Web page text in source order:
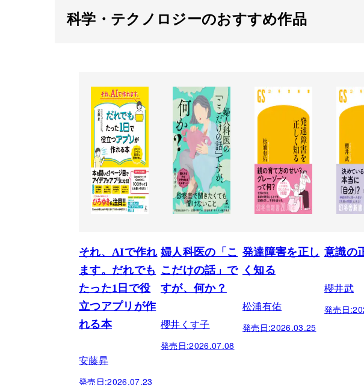
科学・テクノロジーのおすすめ作品
それ、AIで作れ
ます。だれでも
たった1日で役
立つアプリが作
れる本
安藤昇
発売日:2026.07.23
婦人科医の「こ
こだけの話」で
すが、何か？
櫻井くす子
発売日:2026.07.08
発達障害を正し
く知る
松浦有佑
発売日:2026.03.25
意識の
櫻井武
発売日: